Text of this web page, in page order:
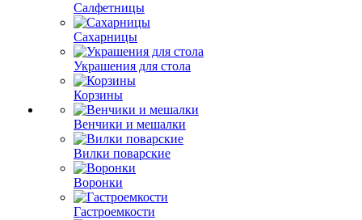
Салфетницы
Сахарницы
Украшения для стола
Корзины
Венчики и мешалки
Вилки поварские
Воронки
Гастроемкости